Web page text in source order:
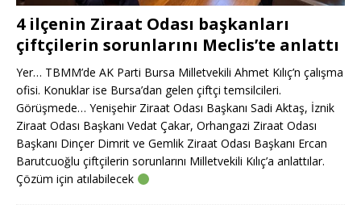
4 ilçenin Ziraat Odası başkanları
çiftçilerin sorunlarını Meclis’te anlattı
Yer… TBMM’de AK Parti Bursa Milletvekili Ahmet Kılıç’n çalışma
ofisi. Konuklar ise Bursa’dan gelen çiftçi temsilcileri.
Görüşmede… Yenişehir Ziraat Odası Başkanı Sadi Aktaş, İznik
Ziraat Odası Başkanı Vedat Çakar, Orhangazi Ziraat Odası
Başkanı Dinçer Dimrit ve Gemlik Ziraat Odası Başkanı Ercan
Barutcuoğlu çiftçilerin sorunlarını Milletvekili Kılıç’a anlattılar.
Çözüm için atılabilecek